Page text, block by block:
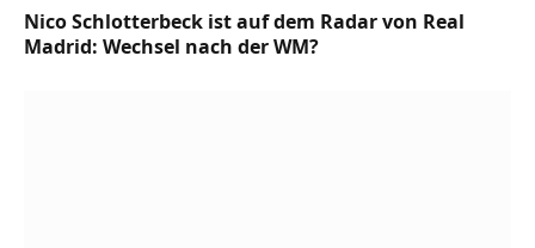
Nico Schlotterbeck ist auf dem Radar von Real
Madrid: Wechsel nach der WM?